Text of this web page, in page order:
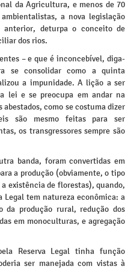
da Agricultura, e menos de 70
a nova legislação
anterior, deturpa o conceito de
dos rios.
– e que é inconcebível, diga-
se consolidar como a quinta
a impunidade. A lição a ser
lei e se preocupa em andar na
abestados, como se costuma dizer
são mesmo feitas para ser
os transgressores sempre são
banda, foram convertidas em
a produção (obviamente, o tipo
existência de florestas), quando,
Legal tem natureza econômica: a
da produção rural, redução dos
em monoculturas, e agregação
Reserva Legal tinha função
ser manejada com vistas à